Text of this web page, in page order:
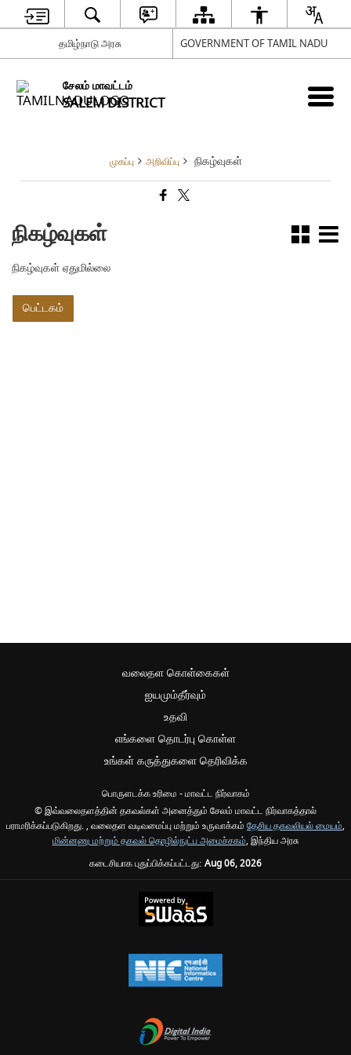
தமிழ்நாடு அரசு GOVERNMENT OF TAMIL NADU
சேலம் மாவட்டம்
SALEM DISTRICT
முகப்பு அறிவிப்பு நிகழ்வுகள்
நிகழ்வுகள்
நிகழ்வுகள் ஏதுமில்லை
பெட்டகம்
வலைதள கொள்கைகள்
ஐயமும்தீர்வும்
உதவி
எங்களை தொடர்பு கொள்ள
உங்கள் கருத்துகளை தெரிவிக்க
பொருளடக்க உரிமை - மாவட்ட நிர்வாகம்
© இவ்வலைதளத்தின் தகவல்கள் அனைத்தும் சேலம் மாவட்ட நிர்வாகத்தால்
பராமரிக்கப்படுகிறது. , வலைதள வடிவமைப்பு மற்றும் உருவாக்கம் தேசிய தகவலியல் மையம்,
மின்னணு மற்றும் தகவல் தொழில்நுட்ப அமைச்சகம், இந்திய அரசு
கடைசியாக புதுப்பிக்கப்பட்டது: Aug 06, 2026